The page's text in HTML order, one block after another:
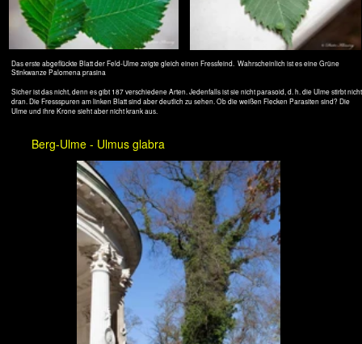
Die Flatter-Ulme hat ziemlich unsymmertische, scharf gezackte Blätter mit relativ kurzer Spitze.